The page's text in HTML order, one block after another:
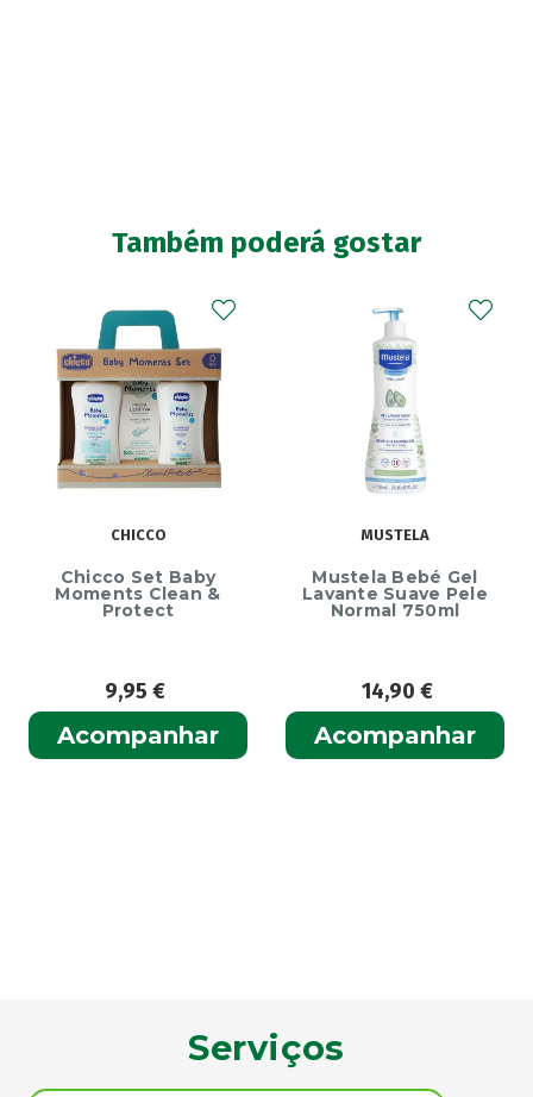
Também poderá gostar
CHICCO
Chicco Set Baby
Moments Clean &
Protect
9,95€
Acompanhar
MUSTELA
Mustela Bebé Gel
Lavante Suave Pele
Normal 750ml
14,90€
Acompanhar
Serviços